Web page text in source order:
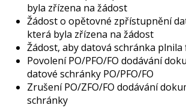
byla zřízena na žádost
Žádost o opětovné zpřístupnění
která byla zřízena na žádost
Žádost, aby datová schránka plnila
Povolení PO/PFO/FO dodávání
datové schránky PO/PFO/FO
Zrušení PO/ZFO/FO dodávání
schránky